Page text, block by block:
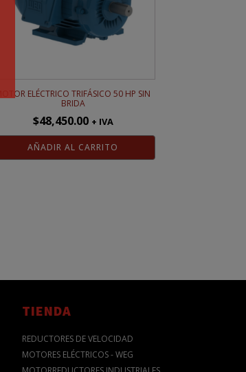
MOTOR ELÉCTRICO TRIFÁSICO 50 HP SIN
BRIDA
$48,450.00 + IVA
AÑADIR AL CARRITO
TIENDA
REDUCTORES DE VELOCIDAD
MOTORES ELÉCTRICOS - WEG